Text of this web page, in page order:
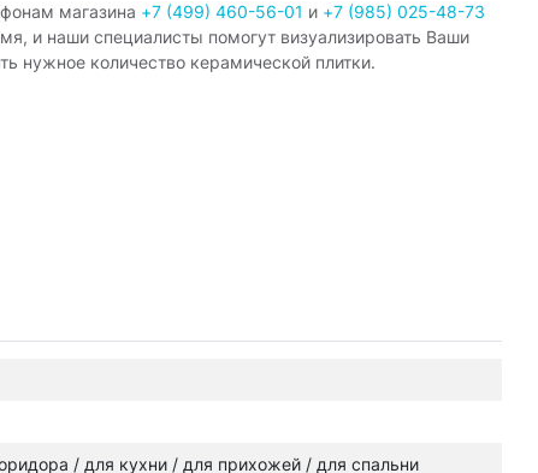
магазина +7 (499) 460-56-01 и +7 (985) 025-48-73
и наши специалисты помогут визуализировать Ваши
нужное количество керамической плитки.
/ для кухни / для прихожей / для спальни